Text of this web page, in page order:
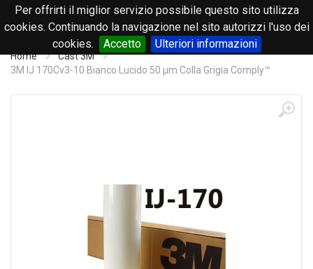
Per offrirti il miglior servizio possibile questo sito utilizza
cookies. Continuando la navigazione nel sito autorizzi l'uso dei
cookies.
Accetto Ulteriori informazioni
0
Home
Cast 3M
3M IJ 170Cv3-10 Bianco Lucido 50 µm Colla Grigia Comply™